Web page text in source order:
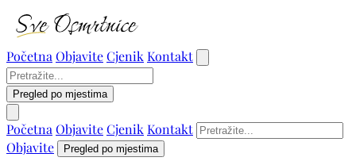
Početna ObjaviteCjenik Kontakt
Pregled po mjestima
Početna ObjaviteCjenik Kontakt
Objavite
Pregled po mjestima